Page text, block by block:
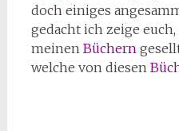
doch einiges
gedacht ich zeige euch,
meinen Büchern
welche von diesen